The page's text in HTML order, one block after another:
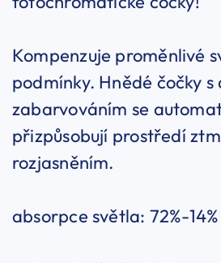
Kompenzuje proměnlivé
podmínky. Hnědé čočky
zabarvováním se
přizpůsobují prostředí
rozjasněním.
absorpce světla: 72%-14%